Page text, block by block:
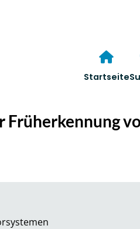
Startseite
Früherkennung